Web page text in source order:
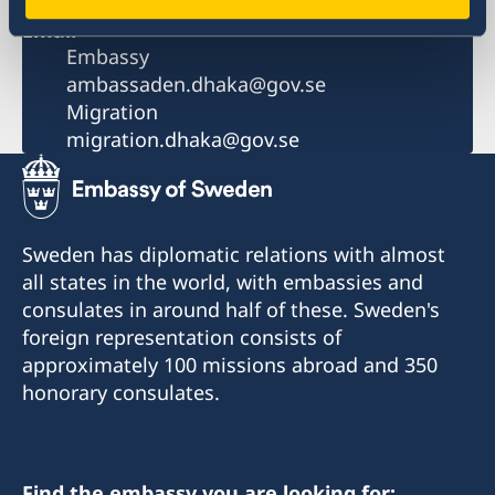
Email
Embassy
ambassaden.dhaka@gov.se
Migration
migration.dhaka@gov.se
Sweden has diplomatic relations with almost
all states in the world, with embassies and
consulates in around half of these. Sweden's
foreign representation consists of
approximately 100 missions abroad and 350
honorary consulates.